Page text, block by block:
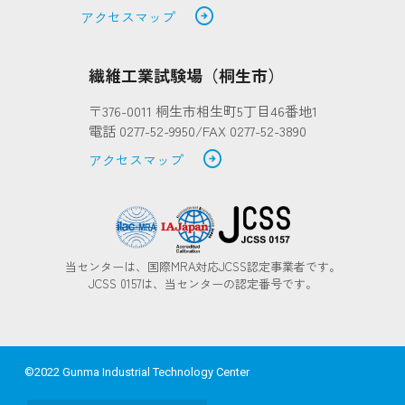
アクセスマップ arrow_circle_right
繊維工業試験場（桐生市）
〒376-0011 桐生市相生町5丁目46番地1
電話 0277-52-9950/FAX 0277-52-3890
アクセスマップ
arrow_circle_right
当センターは、国際MRA対応JCSS認定事業者です。
JCSS 0157は、当センターの認定番号です。
©2022 Gunma Industrial Technology Center